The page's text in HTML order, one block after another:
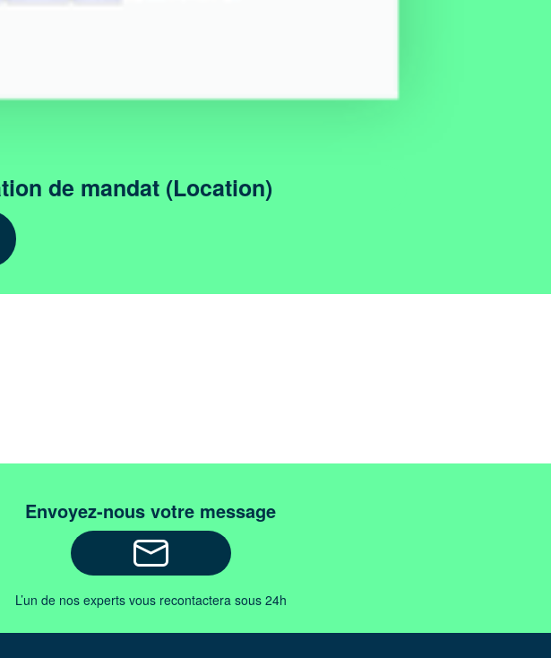
de mandat (Location)
Envoyez-nous votre message
L’un de nos experts vous recontactera sous 24h